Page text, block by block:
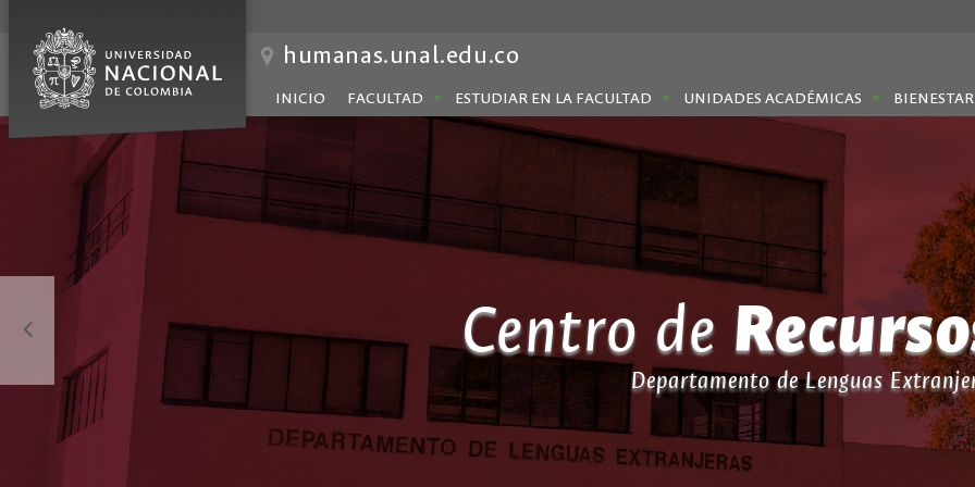
humanas.unal.edu.co
INICIO FACULTAD ESTUDIAR EN LA FACULTAD UNIDADES ACADÉMICAS BIENESTAR
Centro de
Departamento de Lenguas
Departamento de Lenguas